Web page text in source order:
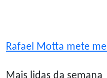
Rafael Motta mete
Mais lidas da semana